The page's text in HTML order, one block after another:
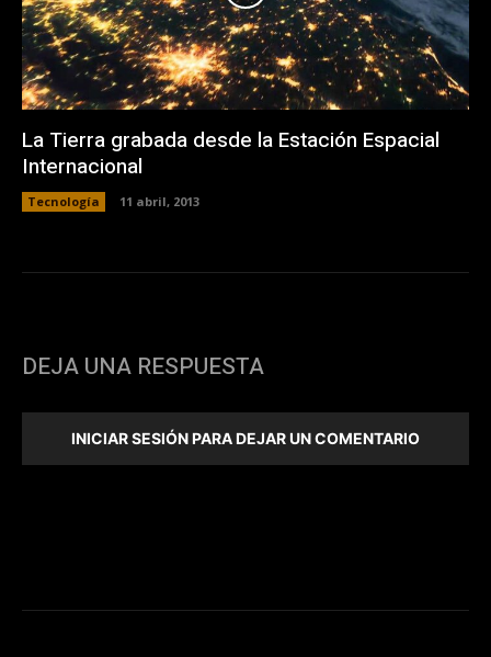
La Tierra grabada desde la Estación Espacial
Internacional
Tecnología 11 abril, 2013
DEJA UNA RESPUESTA
INICIAR SESIÓN PARA DEJAR UN COMENTARIO